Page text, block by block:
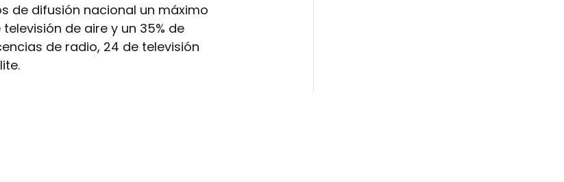
de difusión nacional un máximo
de aire y un 35% de
de radio, 24 de televisión